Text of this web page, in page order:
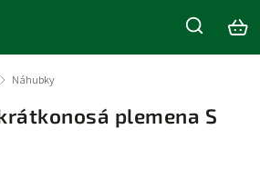
/ Náhubky
plemena S